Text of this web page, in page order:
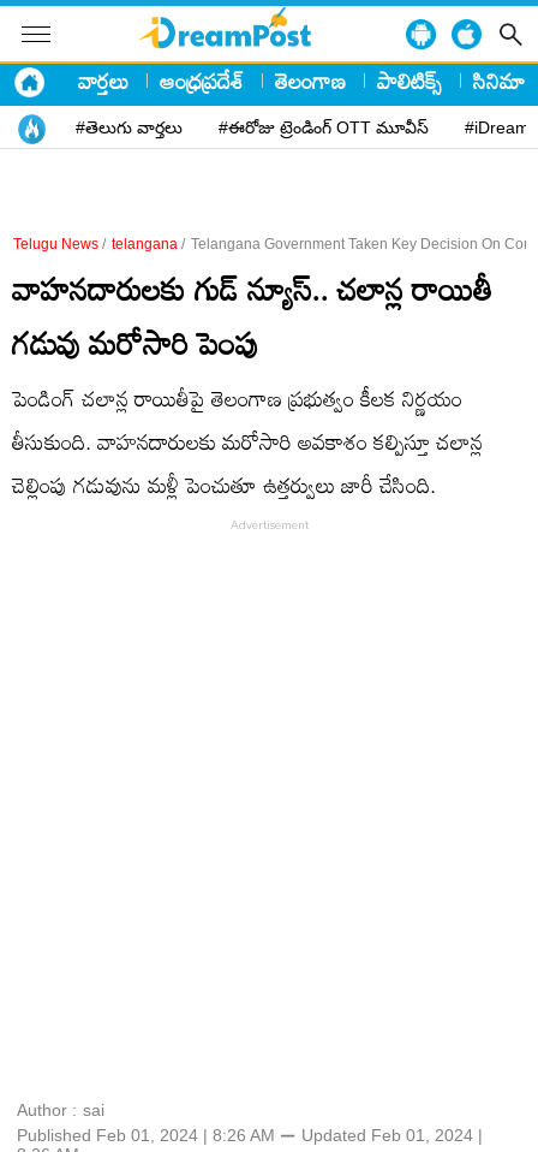
వార్తలు ఆంధ్రప్రదేశ్ తెలంగాణ పాలిటిక్స్ సినిమా
#తెలుగు వార్తలు #ఈరోజు ట్రెండింగ్ OTT మూవీస్
Telugu News / telangana / Telangana Government Taken Key Decision On
వాహనదారులకు గుడ్ న్యూస్.. చలాన్ల రాయితీ
గడువు మరోసారి పెంపు
పెండింగ్ చలాన్ల రాయితీపై తెలంగాణ ప్రభుత్వం కీలక నిర్ణయం
తీసుకుంది. వాహనదారులకు మరోసారి అవకాశం కల్పిస్తూ చలాన్ల
చెల్లింపు గడువును మళ్లీ పెంచుతూ ఉత్తర్వులు జారీ చేసింది.
Author : sai
Published Feb 01, 2024 | 8:26 AM ⚊ Updated Feb 01, 2024 |